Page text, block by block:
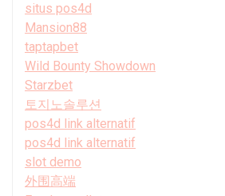
situs pos4d
Mansion88
taptapbet
Wild Bounty Showdown
Starzbet
토지노솔루션
pos4d link alternatif
pos4d link alternatif
slot demo
外围高端